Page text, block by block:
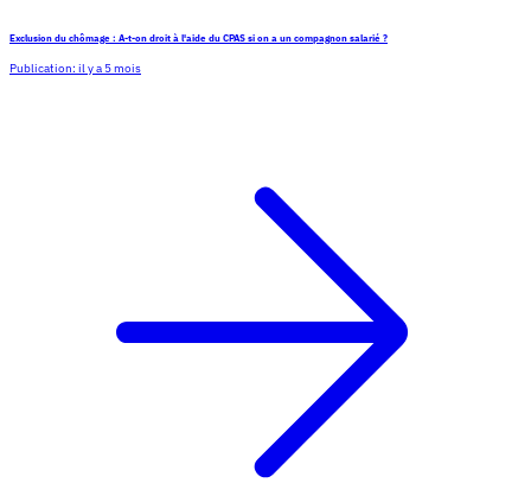
Exclusion du chômage : A-t-on droit à l'aide du CPAS si on a un compagnon salarié ?
Publication: il y a 5 mois